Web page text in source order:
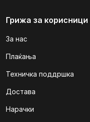
Грижа за корисници
За нас
Плаќања
Техничка поддршка
Достава
Нарачки